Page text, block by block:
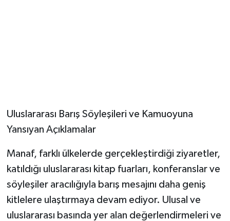
Uluslararası Barış Söyleşileri ve Kamuoyuna
Yansıyan Açıklamalar
Manaf, farklı ülkelerde gerçekleştirdiği ziyaretler,
katıldığı uluslararası kitap fuarları, konferanslar ve
söyleşiler aracılığıyla barış mesajını daha geniş
kitlelere ulaştırmaya devam ediyor. Ulusal ve
uluslararası basında yer alan değerlendirmeleri ve